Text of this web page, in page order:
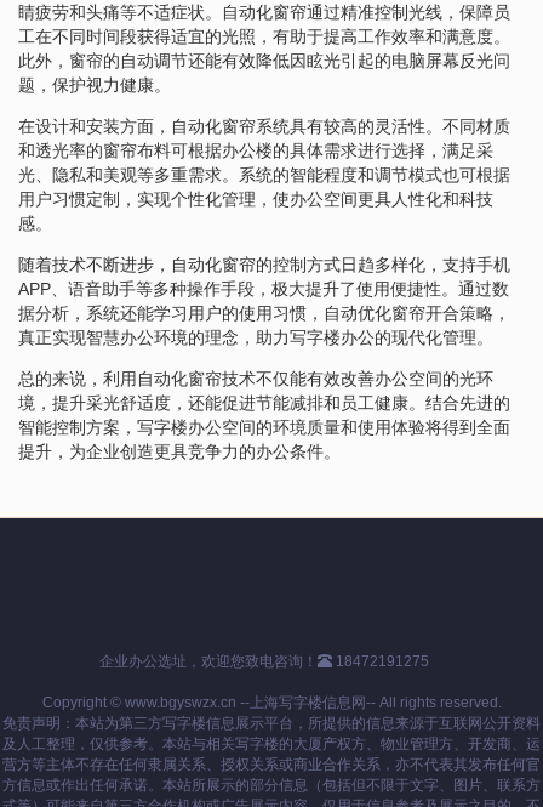
睛疲劳和头痛等不适症状。自动化窗帘通过精准控制光线，保障员
工在不同时间段获得适宜的光照，有助于提高工作效率和满意度。
此外，窗帘的自动调节还能有效降低因眩光引起的电脑屏幕反光问
题，保护视力健康。
在设计和安装方面，自动化窗帘系统具有较高的灵活性。不同材质
和透光率的窗帘布料可根据办公楼的具体需求进行选择，满足采
光、隐私和美观等多重需求。系统的智能程度和调节模式也可根据
用户习惯定制，实现个性化管理，使办公空间更具人性化和科技
感。
随着技术不断进步，自动化窗帘的控制方式日趋多样化，支持手机
APP、语音助手等多种操作手段，极大提升了使用便捷性。通过数
据分析，系统还能学习用户的使用习惯，自动优化窗帘开合策略，
真正实现智慧办公环境的理念，助力写字楼办公的现代化管理。
总的来说，利用自动化窗帘技术不仅能有效改善办公空间的光环
境，提升采光舒适度，还能促进节能减排和员工健康。结合先进的
智能控制方案，写字楼办公空间的环境质量和使用体验将得到全面
提升，为企业创造更具竞争力的办公条件。
企业办公选址，欢迎您致电咨询！ 18472191275
Copyright © www.bgyswzx.cn --上海写字楼信息网-- All rights reserved.
免责声明：本站为第三方写字楼信息展示平台，所提供的信息来源于互联网公开资料
及人工整理，仅供参考。本站与相关写字楼的大厦产权方、物业管理方、开发商、运
营方等主体不存在任何隶属关系、授权关系或商业合作关系，亦不代表其发布任何官
方信息或作出任何承诺。本站所展示的部分信息（包括但不限于文字、图片、联系方